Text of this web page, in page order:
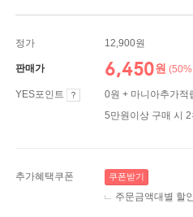
정가 12,900원
판매가 6,450원
YES포인트
0원 + 마니아추가적
5만원이상 구매 시
추가혜택쿠폰 쿠폰받기
주문금액대별 할